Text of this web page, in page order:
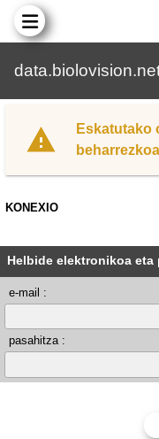
Eskatutako
KONEXIO
Helbide elektronikoa eta
e-mail :
pasahitza :